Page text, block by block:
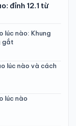
đỉnh 12.1 từ
lúc nào: Khung
gắt
lúc nào và cách
lúc nào